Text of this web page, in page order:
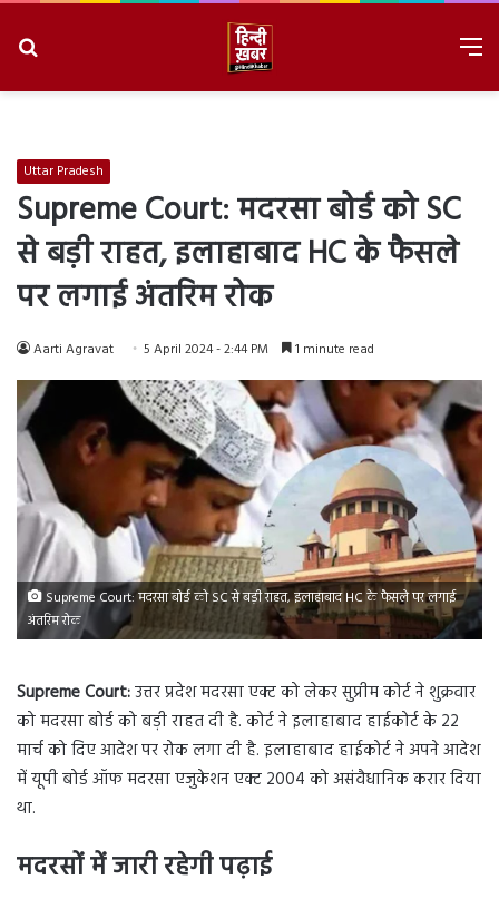
Uttar Pradesh
Supreme Court: मदरसा बोर्ड को SC
से बड़ी राहत, इलाहाबाद HC के फैसले
पर लगाई अंतरिम रोक
Aarti Agravat 5 April 2024 - 2:44 PM 1 minute read
Supreme Court: मदरसा बोर्ड को SC से बड़ी राहत, इलाहाबाद HC के फैसले पर लगाई
अंतरिम रोक
Supreme Court:उत्तर प्रदेश मदरसा एक्ट को लेकर सुप्रीम कोर्ट ने शुक्रवार
को मदरसा बोर्ड को बड़ी राहत दी है. कोर्ट ने इलाहाबाद हाईकोर्ट के 22
मार्च को दिए आदेश पर रोक लगा दी है. इलाहाबाद हाईकोर्ट ने अपने आदेश
में यूपी बोर्ड ऑफ मदरसा एजुकेशन एक्ट 2004 को असंवैधानिक करार दिया
था.
मदरसों में जारी रहेगी पढ़ाई